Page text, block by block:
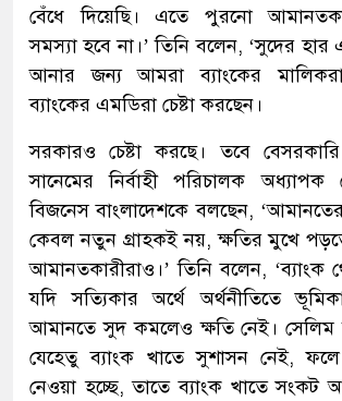
বেঁধে দিয়েছি। এতে পুরনো
সমস্যা হবে না।’ তিনি বলেন, ‘সুদের হার
আনার জন্য আমরা ব্যাংকের মালিকরা
ব্যাংকের এমডিরা চেষ্টা করছেন।
সরকারও চেষ্টা করছে। তবে বেসরকারি
সানেমের নির্বাহী পরিচালক অধ্যাপক
বিজনেস বাংলাদেশকে বলছেন,
কেবল নতুন গ্রাহকই নয়, ক্ষতির মুখে
আমানতকারীরাও।’ তিনি বলেন, ‘ব্যাংক
যদি সত্যিকার অর্থে অর্থনীতিতে
আমানতে সুদ কমলেও ক্ষতি নেই। সেলিম
যেহেতু ব্যাংক খাতে সুশাসন নেই,
নেওয়া হচ্ছে, তাতে ব্যাংক খাতে